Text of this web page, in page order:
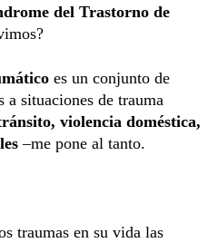
del Trastorno de
es un conjunto de
a situaciones de trauma
violencia doméstica,
–me pone al tanto.
traumas en su vida las